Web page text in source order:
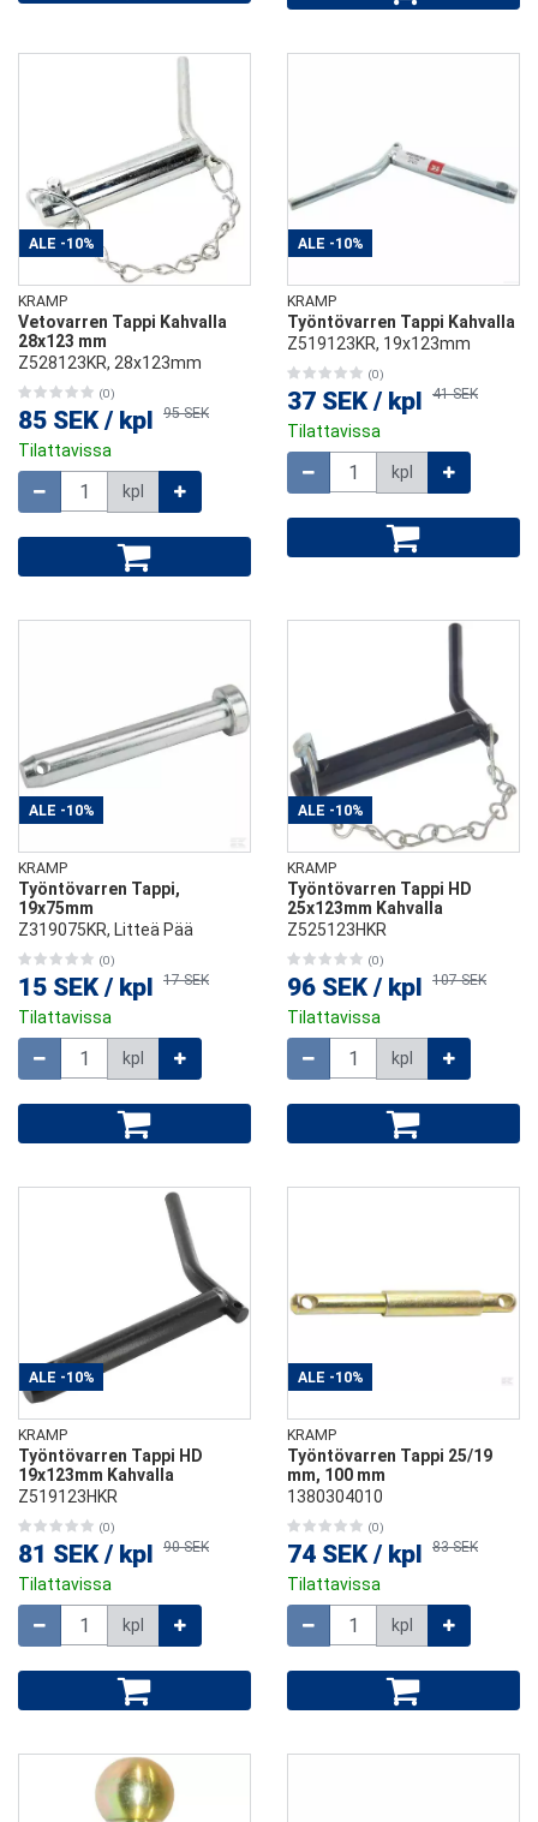
ALE -10%
KRAMP
Vetovarren Tappi Kahvalla
28x123 mm
Z528123KR, 28x123mm
(0)
85 SEK / kpl 95 SEK
Tilattavissa
kpl
ALE -10%
KRAMP
Työntövarren Tappi Kahvalla
Z519123KR, 19x123mm
(0)
37 SEK / kpl 41 SEK
Tilattavissa
kpl
ALE -10%
KRAMP
Työntövarren Tappi,
19x75mm
Z319075KR, Litteä Pää
(0)
15 SEK / kpl 17 SEK
Tilattavissa
kpl
ALE -10%
KRAMP
Työntövarren Tappi HD
25x123mm Kahvalla
Z525123HKR
(0)
96 SEK / kpl 107 SEK
Tilattavissa
kpl
ALE -10%
KRAMP
Työntövarren Tappi HD
19x123mm Kahvalla
Z519123HKR
(0)
81 SEK / kpl 90 SEK
Tilattavissa
kpl
ALE -10%
KRAMP
Työntövarren Tappi 25/19
mm, 100 mm
1380304010
(0)
74 SEK / kpl 83 SEK
Tilattavissa
kpl